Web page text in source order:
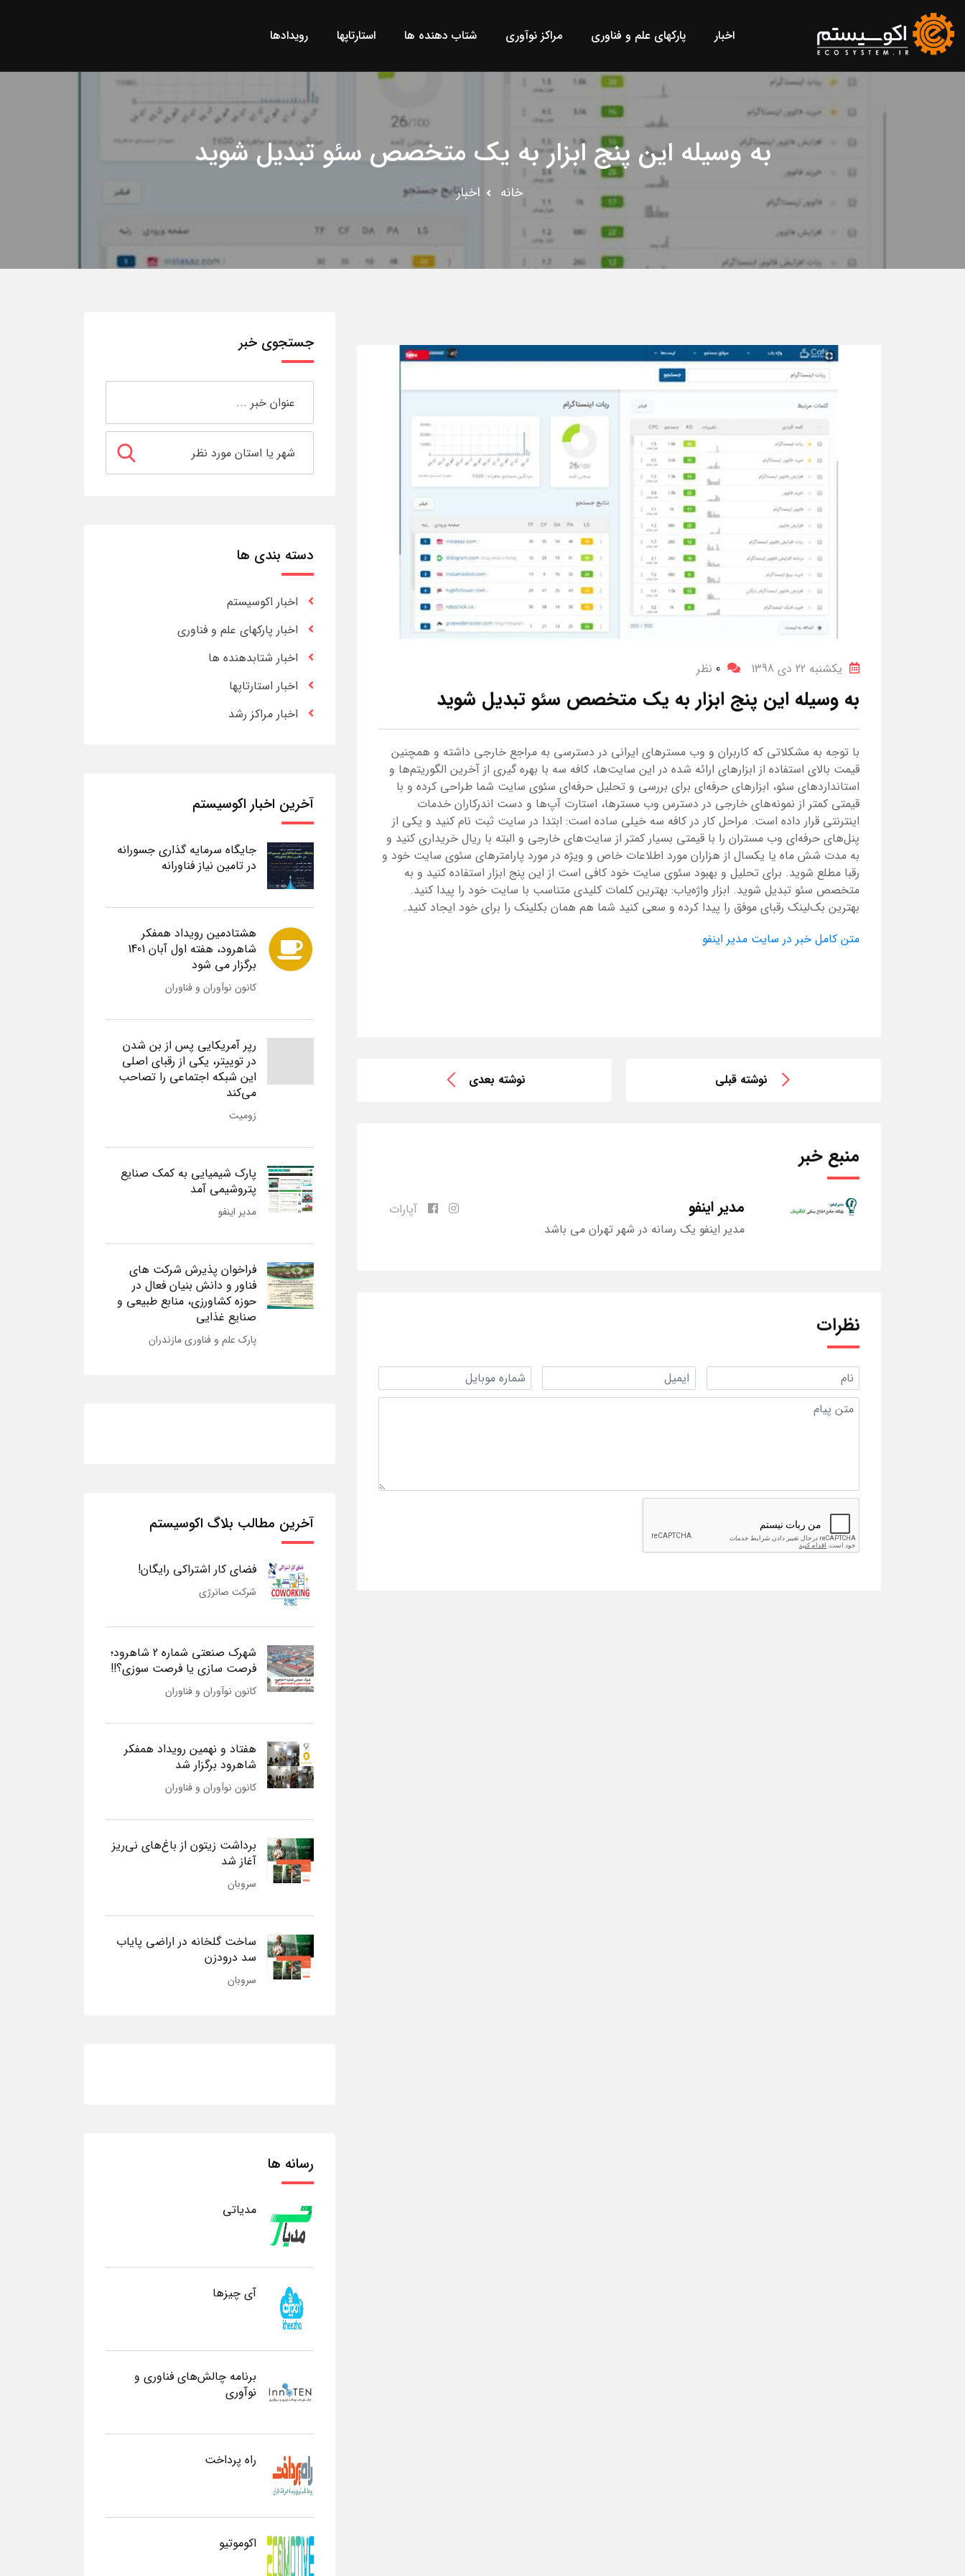
اخبار پارکهای علم و فناوری مراکز نوآوری شتاب دهنده ها استارتاپها رویدادها
به وسیله این پنج ابزار به یک متخصص سئو تبدیل شوید
خانه اخبار
یکشنبه 22 دی 1398 0 نظر
به وسیله این پنج ابزار به یک متخصص سئو تبدیل شوید
با توجه به مشکلاتی که کاربران و وب مسترهای ایرانی در دسترسی به مراجع خارجی داشته و همچنین
قیمت بالای استفاده از ابزارهای ارائه شده در این سایت‌ها، کافه سه با بهره گیری از آخرین الگوریتم‌ها و
استانداردهای سئو، ابزارهای حرفه‌ای برای بررسی و تحلیل حرفه‌ای سئوی سایت شما طراحی کرده و با
قیمتی کمتر از نمونه‌های خارجی در دسترس وب مسترها، استارت آپ‌ها و دست اندرکاران خدمات
اینترنتی قرار داده است. مراحل کار در کافه سه خیلی ساده است: ابتدا در سایت ثبت نام کنید و یکی از
پنل‌های حرفه‌ای وب مستران را با قیمتی بسیار کمتر از سایت‌های خارجی و البته با ریال خریداری کنید و
به مدت شش ماه یا یکسال از هزاران مورد اطلاعات خاص و ویژه در مورد پارامترهای سئوی سایت خود و
رقبا مطلع شوید. برای تحلیل و بهبود سئوی سایت خود کافی است از این پنج ابزار استفاده کنید و به
متخصص سئو تبدیل شوید. ابزار واژه‌یاب: بهترین کلمات کلیدی متناسب با سایت خود را پیدا کنید.
بهترین بک‌لینک رقبای موفق را پیدا کرده و سعی کنید شما هم همان بکلینک را برای خود ایجاد کنید.
متن کامل خبر در سایت مدیر اینفو
نوشته قبلی نوشته بعدی
منبع خبر
مدیر اینفو
مدیر اینفو یک رسانه در شهر تهران می باشد
آپارات
نظرات
جستجوی خبر
دسته بندی ها
اخبار اکوسیستم
اخبار پارکهای علم و فناوری
اخبار شتابدهنده ها
اخبار استارتاپها
اخبار مراکز رشد
آخرین اخبار اکوسیستم
جایگاه سرمایه گذاری جسورانه
در تامین نیاز فناورانه
هشتادمین رویداد همفکر
شاهرود، هفته اول آبان 1401
برگزار می شود
کانون نوآوران و فناوران
رپر آمریکایی پس از بن شدن
در توییتر، یکی از رقبای اصلی
این شبکه اجتماعی را تصاحب
می‌کند
زومیت
پارک شیمیایی به کمک صنایع
پتروشیمی آمد
مدیر اینفو
فراخوان پذیرش شرکت های
فناور و دانش بنیان فعال در
حوزه کشاورزی، منابع طبیعی و
صنایع غذایی
پارک علم و فناوری مازندران
آخرین مطالب بلاگ اکوسیستم
فضای کار اشتراکی رایگان!
شرکت صانرژی
شهرک صنعتی شماره 2 شاهرود؛
فرصت سازی یا فرصت سوزی؟!!
کانون نوآوران و فناوران
هفتاد و نهمین رویداد همفکر
شاهرود برگزار شد
کانون نوآوران و فناوران
برداشت زیتون از باغ‌های نی‌ریز
آغاز شد
سروبان
ساخت گلخانه در اراضی پایاب
سد درودزن
سروبان
رسانه ها
مدیاتی
آی چیزها
برنامه چالش‌های فناوری و
نوآوری
راه پرداخت
اکوموتیو